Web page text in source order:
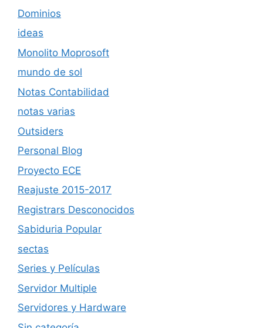
Dominios
ideas
Monolito Moprosoft
mundo de sol
Notas Contabilidad
notas varias
Outsiders
Personal Blog
Proyecto ECE
Reajuste 2015-2017
Registrars Desconocidos
Sabiduria Popular
sectas
Series y Películas
Servidor Multiple
Servidores y Hardware